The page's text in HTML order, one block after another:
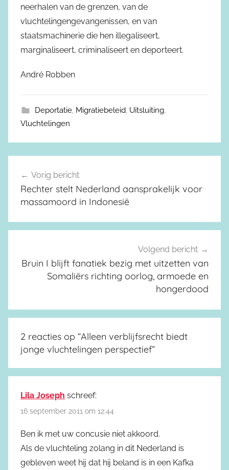
neerhalen van de grenzen, van de
vluchtelingengevangenissen, en van
staatsmachinerie die hen illegaliseert,
marginaliseert, criminaliseert en deporteert.
André Robben
Deportatie, Migratiebeleid, Uitsluiting,
Vluchtelingen
Berichtnavigatie
Vorig bericht
Rechter stelt Nederland aansprakelijk voor
massamoord in Indonesië
Volgend bericht
Bruin I blijft fanatiek bezig met uitzetten van
Somaliërs richting oorlog, armoede en
hongerdood
2 reacties op “Alleen verblijfsrecht biedt
jonge vluchtelingen perspectief”
Lila Joseph schreef:
16 september 2011 om 12:44
Ben ik met uw concusie niet akkoord.
Als de vluchteling zolang in dit Nederland is
gebleven weet hij dat hij beland is in een Kafka